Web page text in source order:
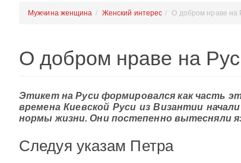
Мужчина женщина Женский интерес О добром нраве на
О добром нраве на
Этикет на Руси формировался как часть
времена Киевской Руси из Византии
нормы жизни. Они постепенно вытесняли
Следуя указам Петра